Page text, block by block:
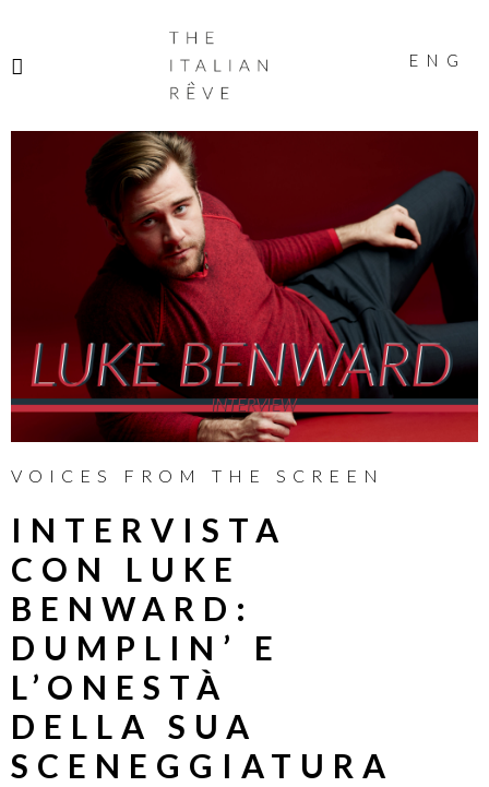
ITALIAN
RÊVE
ENG
VOICES FROM THE SCREEN
INTERVISTA
CON LUKE
BENWARD:
DUMPLIN’ E
L’ONESTÀ
DELLA SUA
SCENEGGIATURA